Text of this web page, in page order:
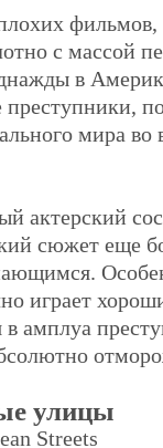
фильмов,
с массой
в
преступники,
мира во
актерский
сюжет еще
играет
амплуа
улицы
Streets